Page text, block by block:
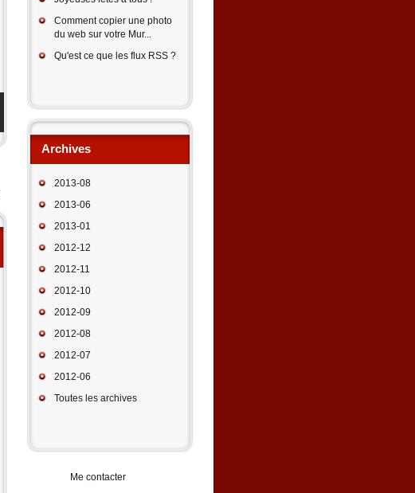
Comment copier une photo
du web sur votre Mur...
Qu'est ce que les flux RSS ?
Archives
2013-08
2013-06
2013-01
2012-12
2012-11
2012-10
2012-09
2012-08
2012-07
2012-06
Toutes les archives
Me contacter